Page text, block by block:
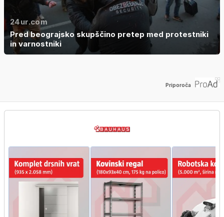
24ur.com
Pred beograjsko skupščino pretep med protestniki
in varnostniki
Priporoča